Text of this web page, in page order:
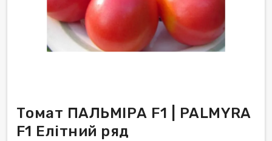
Томат ПАЛЬМІРА F1 | PALMYRA
F1 Елітний ряд